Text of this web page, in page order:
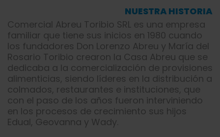
NUESTRA HISTORIA
Comercial Abreu Toribio SRL es una empresa
familiar que tiene sus inicios en 1980 cuando
los fundadores Don Lorenzo Abreu y María del
Rosario Toribio crearon la Casa Abreu que se
dedicaba a la comercialización de provisiones
alimenticias, siendo líderes en la distribución a
colmados, restaurantes e instituciones, que
con el paso de los años fueron interviniendo
en los procesos de crecimiento sus hijos
Edual, Geovanna y Wady.